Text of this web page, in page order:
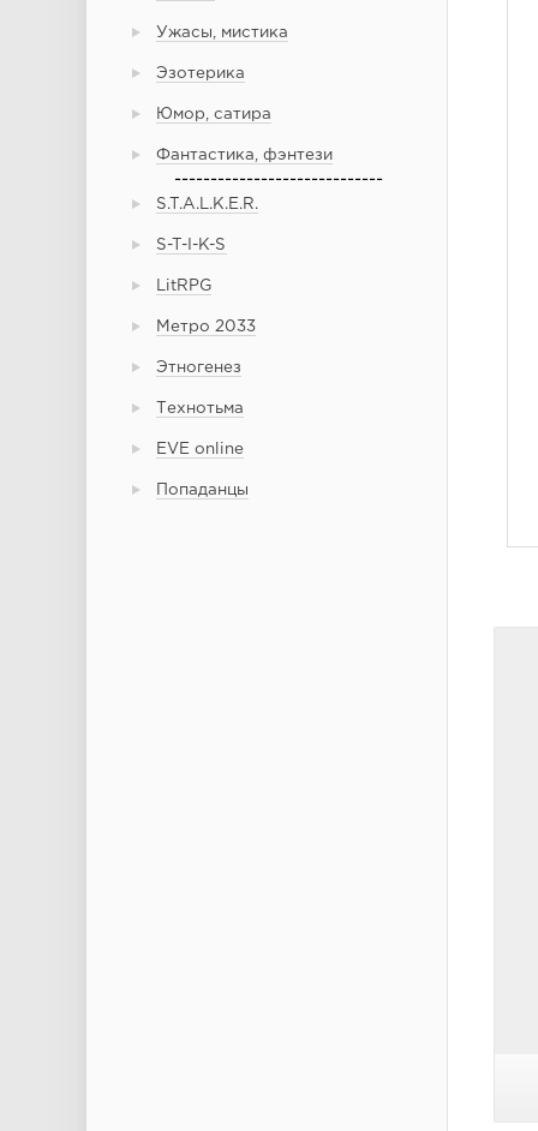
Ужасы, мистика
Эзотерика
Юмор, сатира
Фантастика, фэнтези
-----------------------------
S.T.A.L.K.E.R.
S-T-I-K-S
LitRPG
Метро 2033
Этногенез
Технотьма
EVE online
Попаданцы